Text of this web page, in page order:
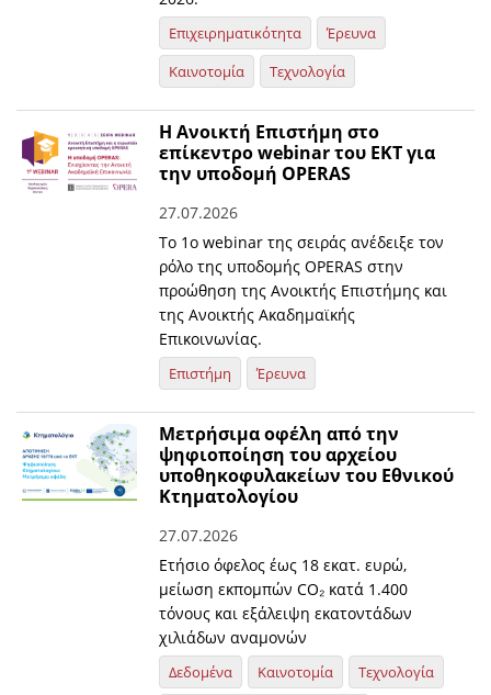
Επιχειρηματικότητα
Έρευνα
Καινοτομία
Τεχνολογία
Η Ανοικτή Επιστήμη στο
επίκεντρο webinar του ΕΚΤ για
την υποδομή OPERAS
27.07.2026
Το 1ο webinar της σειράς ανέδειξε τον
ρόλο της υποδομής OPERAS στην
προώθηση της Ανοικτής Επιστήμης και
της Ανοικτής Ακαδημαϊκής
Επικοινωνίας.
Επιστήμη Έρευνα
Μετρήσιμα οφέλη από την
ψηφιοποίηση του αρχείου
υποθηκοφυλακείων του Εθνικού
Κτηματολογίου
27.07.2026
Ετήσιο όφελος έως 18 εκατ. ευρώ,
μείωση εκπομπών CO₂ κατά 1.400
τόνους και εξάλειψη εκατοντάδων
χιλιάδων αναμονών
Δεδομένα Καινοτομία
Τεχνολογία